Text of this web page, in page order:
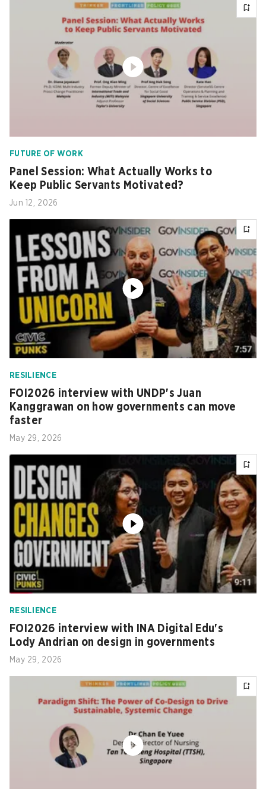
FUTURE OF WORK
Panel Session: What Actually Works to
Keep Public Servants Motivated?
Jun 12, 2026
RESILIENCE
FOI2026 interview with UNDP's Juan
Kanggrawan on how governments can move
faster
May 29, 2026
RESILIENCE
FOI2026 interview with INA Digital Edu's
Lody Andrian on design in governments
May 29, 2026